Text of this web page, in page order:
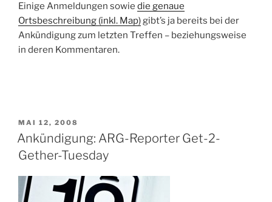
Einige Anmeldungen sowie die genaue
Ortsbeschreibung (inkl. Map)gibt’s ja bereits bei der
Ankündigung zum letzten Treffen – beziehungsweise
in deren Kommentaren.
VERÖFFENTLICHT
AM
MAI 12, 2008
Ankündigung: ARG-Reporter Get-2-
Gether-Tuesday